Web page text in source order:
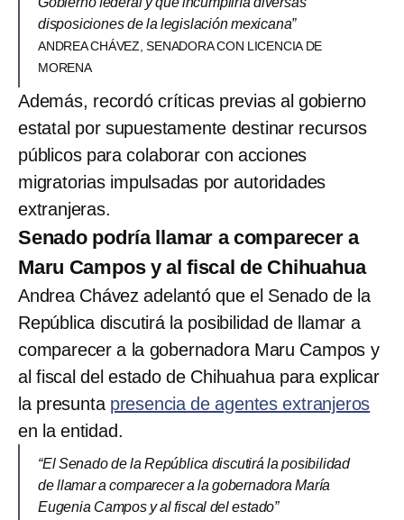
disposiciones de la legislación mexicana”
ANDREA CHÁVEZ, SENADORA CON LICENCIA DE
MORENA
Además, recordó críticas previas al gobierno
estatal por supuestamente destinar recursos
públicos para colaborar con acciones
migratorias impulsadas por autoridades
extranjeras.
Senado podría llamar a comparecer a
Maru Campos y al fiscal de Chihuahua
Andrea Chávez adelantó que el Senado de la
República discutirá la posibilidad de llamar a
comparecer a la gobernadora Maru Campos y
al fiscal del estado de Chihuahua para explicar
la presunta presencia de agentes extranjeros
en la entidad.
“El Senado de la República discutirá la posibilidad
de llamar a comparecer a la gobernadora María
Eugenia Campos y al fiscal del estado”